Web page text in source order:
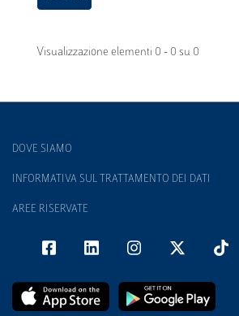
Visualizzazione elementi 0 - 0 su 0
DOVE SIAMO
INFORMATIVA SUL TRATTAMENTO DEI DATI
AREE RISERVATE